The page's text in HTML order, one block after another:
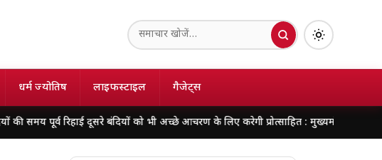
धर्म ज्योतिष लाइफस्टाइल गैजेट्स
दूसरे बंदियों को भी अच्छे आचरण के लिए करेगी प्रोत्साहित : मुख्यमंत्री डॉ. यादव 138 करोड़